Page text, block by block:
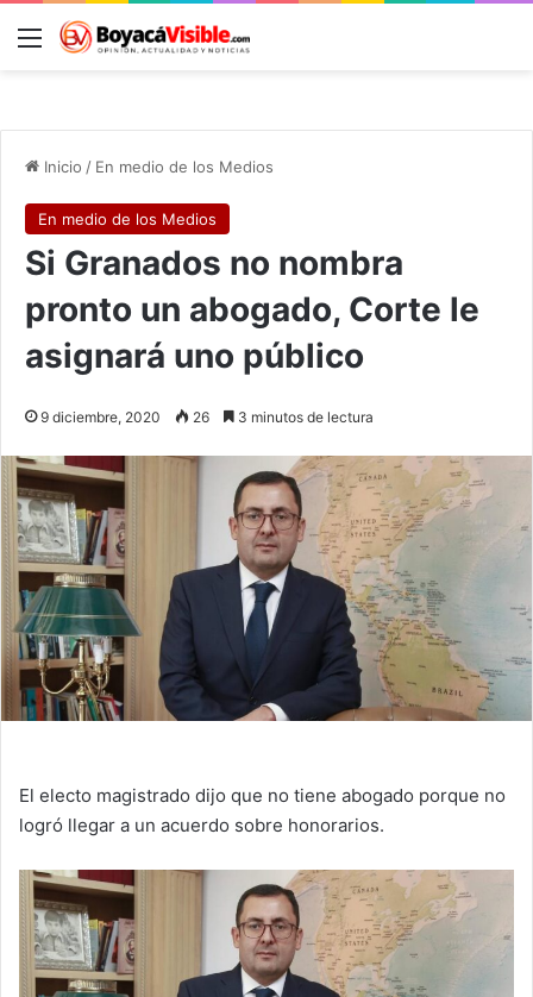
Menú
Inicio / En medio de los Medios
En medio de los Medios
Si Granados no nombra
pronto un abogado, Corte le
asignará uno público
9 diciembre, 2020 26 3 minutos de lectura
El electo magistrado dijo que no tiene abogado porque no
logró llegar a un acuerdo sobre honorarios.